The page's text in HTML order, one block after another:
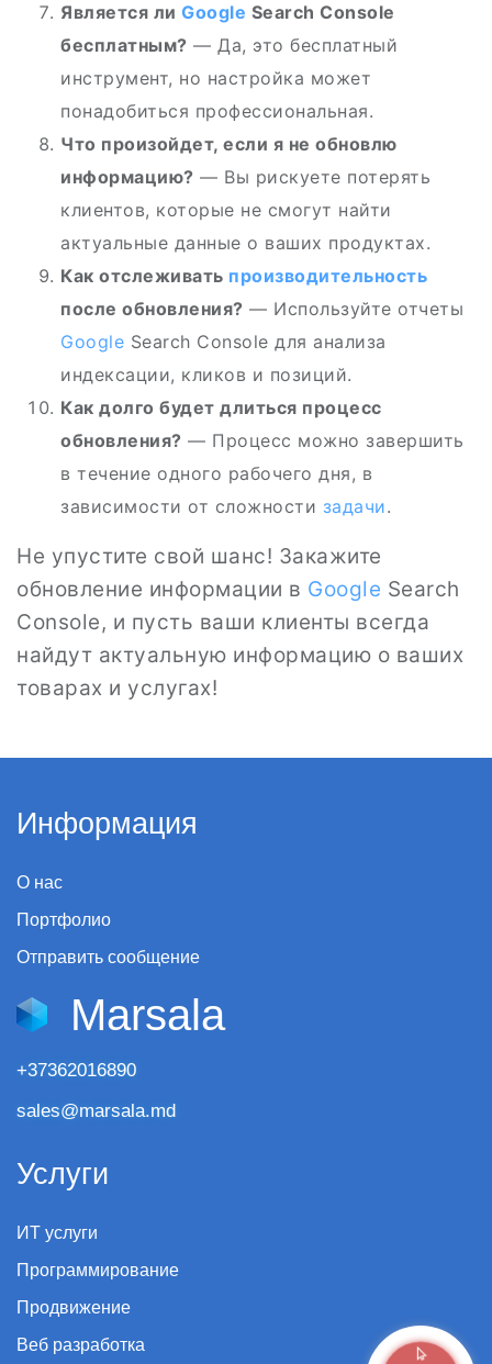
Является ли Google Search Console
бесплатным? — Да, это бесплатный
инструмент, но настройка может
понадобиться профессиональная.
Что произойдет, если я не обновлю
информацию? — Вы рискуете потерять
клиентов, которые не смогут найти
актуальные данные о ваших продуктах.
Как отслеживать производительность
после обновления? — Используйте отчеты
Google Search Console для анализа
индексации, кликов и позиций.
Как долго будет длиться процесс
обновления? — Процесс можно завершить
в течение одного рабочего дня, в
зависимости от сложности задачи.
Не упустите свой шанс! Закажите
обновление информации в Google Search
Console, и пусть ваши клиенты всегда
найдут актуальную информацию о ваших
товарах и услугах!
Информация
О нас
Портфолио
Отправить сообщение
Marsala
+37362016890
sales@marsala.md
Услуги
ИТ услуги
Программирование
Продвижение
Веб разработка